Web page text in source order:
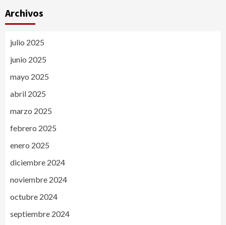
Archivos
julio 2025
junio 2025
mayo 2025
abril 2025
marzo 2025
febrero 2025
enero 2025
diciembre 2024
noviembre 2024
octubre 2024
septiembre 2024